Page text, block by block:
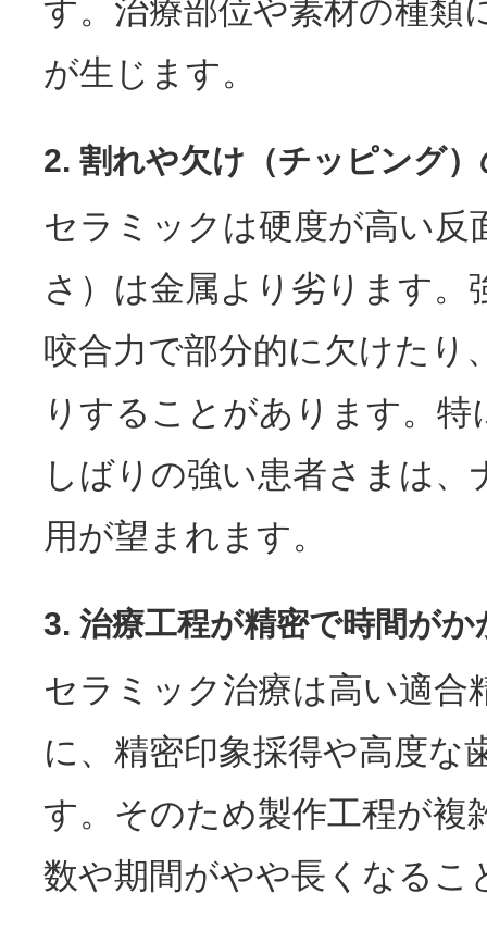
す。治療部位や素材の種類
が生じます。
2. 割れや欠け（チッピング
セラミックは硬度が高い反
さ）は金属より劣ります。
咬合力で部分的に欠けたり
りすることがあります。
しばりの強い患者さまは、
用が望まれます。
3. 治療工程が精密で時間がか
セラミック治療は高い適合
に、精密印象採得や高度な
す。そのため製作工程が複
数や期間がやや長くなるこ